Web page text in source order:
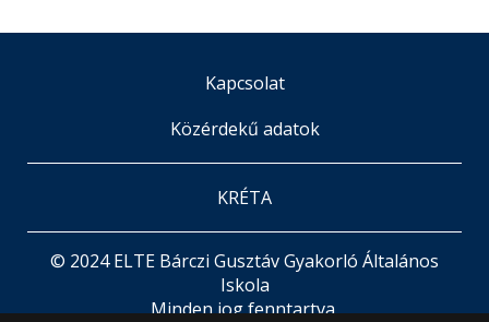
Kapcsolat
Közérdekű adatok
KRÉTA
© 2024 ELTE Bárczi Gusztáv Gyakorló Általános
Iskola
Minden jog fenntartva.